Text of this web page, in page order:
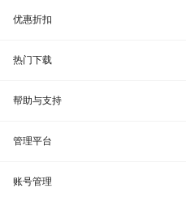
贝锐花生壳 · 动态域名
贝锐洋葱头 · 协作无间
贝锐蒲公英硬件
贝锐花生壳硬件
天猫旗舰店
京东旗舰店
优惠折扣
兑换码通道
教育公益折扣
热门下载
贝锐向日葵客户端
贝锐蒲公英客户端
贝锐花生壳客户端
帮助与支持
我要建议
我要投诉
管理平台
贝锐向日葵管理
账号管理